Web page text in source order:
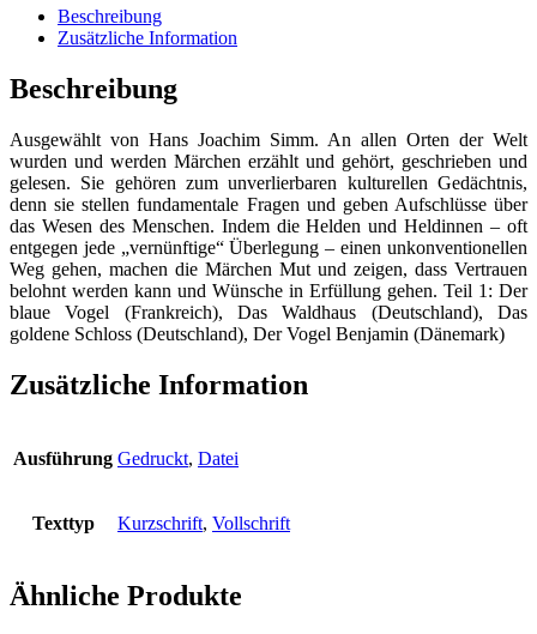
Erwachsene
Teil
1
Beschreibung
Zusätzliche Information
Beschreibung
Ausgewählt von Hans Joachim Simm. An allen Orten der Welt
wurden und werden Märchen erzählt und gehört, geschrieben und
gelesen. Sie gehören zum unverlierbaren kulturellen Gedächtnis,
denn sie stellen fundamentale Fragen und geben Aufschlüsse über
das Wesen des Menschen. Indem die Helden und Heldinnen – oft
entgegen jede „vernünftige“ Überlegung – einen unkonventionellen
Weg gehen, machen die Märchen Mut und zeigen, dass Vertrauen
belohnt werden kann und Wünsche in Erfüllung gehen. Teil 1: Der
blaue Vogel (Frankreich), Das Waldhaus (Deutschland), Das
goldene Schloss (Deutschland), Der Vogel Benjamin (Dänemark)
Zusätzliche Information
Ausführung Gedruckt, Datei
Texttyp Kurzschrift, Vollschrift
Ähnliche Produkte